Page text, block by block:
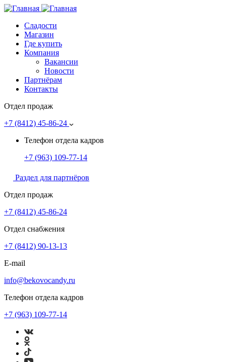
Сладости
Магазин
Где купить
Компания
Вакансии
Новости
Партнёрам
Контакты
Отдел продаж
+7 (8412) 45-86-24
Телефон отдела кадров
+7 (963) 109-77-14
Раздел для партнёров
Отдел продаж
+7 (8412) 45-86-24
Отдел снабжения
+7 (8412) 90-13-13
E-mail
info@bekovocandy.ru
Телефон отдела кадров
+7 (963) 109-77-14